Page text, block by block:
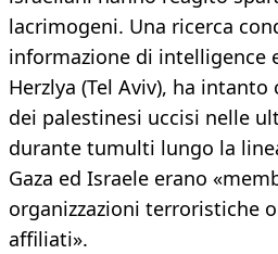
lacrimogeni. Una ricerca
informazione di intelligence
Herzlya (Tel Aviv), ha intanto
dei palestinesi uccisi nelle
durante tumulti lungo la
Gaza ed Israele erano
organizzazioni terroristiche
affiliati».